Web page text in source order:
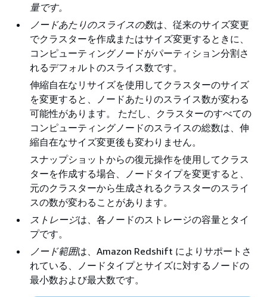
量です。
ノードあたりのスライスの数は、従来のサイズ変更
でクラスターを作成またはサイズ変更するときに、
コンピューティングノードがパーティション分割さ
れるデフォルトのスライス数です。
伸縮自在なリサイズを使用してクラスターのサイズ
を変更すると、ノードあたりのスライス数が変わる
可能性があります。​ ただし、クラスターのすべての
コンピューティングノードのスライスの総数は、伸
縮自在なサイズ変更後も変わりません。
スナップショットからの復元操作を使用してクラス
ターを作成する場合、ノードタイプを変更すると、
元のクラスターから生成されるクラスターのスライ
スの数が変わることがあります。
ストレージは、各ノードのストレージの容量とタイ
プです。
ノード範囲は、Amazon Redshift によりサポートさ
れている、ノードタイプとサイズに対するノードの
最小数および最大数です。